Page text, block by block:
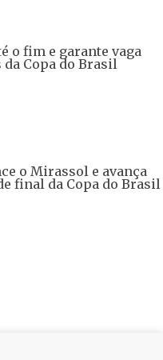
o fim e garante vaga
da Copa do Brasil
o Mirassol e avança
final da Copa do Brasil